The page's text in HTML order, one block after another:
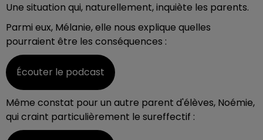
Une situation qui, naturellement, inquiète les parents.
Parmi eux, Mélanie, elle nous explique quelles
pourraient être les conséquences :
Écouter le podcast
Même constat pour un autre parent d'élèves, Noémie,
qui craint particulièrement le sureffectif :